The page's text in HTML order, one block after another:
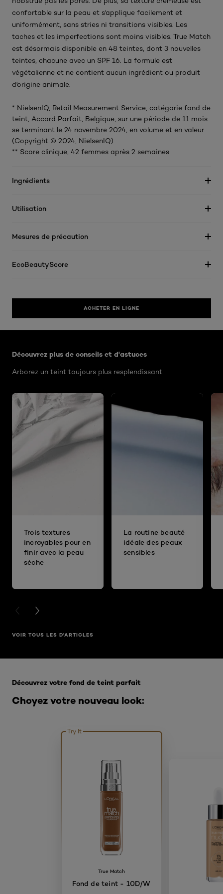
confortable sur la peau et s'applique facilement et
uniformément, sans stries ni transitions visibles. Les
taches et les imperfections sont moins visibles. True Match
est désormais disponible en 48 teintes, dont 3 nouvelles
teintes, chacune avec un SPF 16. La formule est
végétalienne et ne contient aucun ingrédient ou produit
d'origine animale.
* NielsenIQ, Retail Measurement Service, catégorie fond de
teint, Accord Parfait, Belgique, sur une période de 11 mois
se terminant le 24 novembre 2024, en volume et en valeur
(Copyright © 2024, NielsenIQ)
** Score clinique, 42 femmes après 2 semaines
Ingrédients
Utilisation
Mesures de précaution
EcoBeautyScore
ACHETER EN LIGNE
Découvrez plus de conseils et d'astuces
Arborez un teint toujours plus resplendissant
Trois textures
incroyables pour en
finir avec la peau
sèche
La routine beauté
idéale des peaux
sensibles
PREVIOUS CARD
NEXT CARD
VOIR TOUS LES D'ARTICLES
Choyez votre nouveau look:
Découvrez votre fond de teint parfait
Try It
True Match
Fond de teint - 10D/W